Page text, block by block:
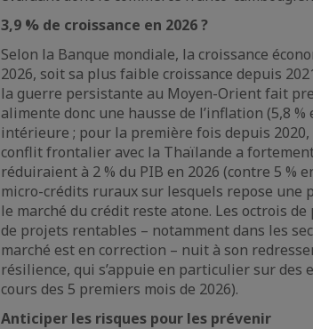
3,9 % de croissance en 2026 ?
Selon la Banque mondiale, la croissance
2026, soit sa plus faible croissance depuis
la guerre persistante au Moyen-Orient fait
alimente donc une hausse de l’inflation (5,8
intérieure ; pour la première fois depuis
conflit frontalier avec la Thaïlande a
réduiraient à 2 % du PIB en 2026 (contre 5 %
micro-crédits ruraux sur lesquels repose une
le marché du crédit reste atone. Les octrois
de projets rentables – notamment dans les
marché est en correction – nuit à son
résilience, qui s’appuie en particulier sur des
cours des 5 premiers mois de 2026).
Anticiper les risques pour les prévenir